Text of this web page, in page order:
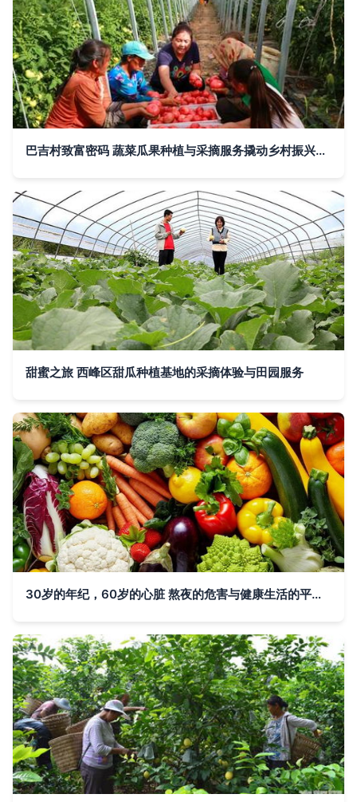
巴吉村致富密码 蔬菜瓜果种植与采摘服务撬动乡村振兴新路径
甜蜜之旅 西峰区甜瓜种植基地的采摘体验与田园服务
30岁的年纪，60岁的心脏 熬夜的危害与健康生活的平衡之道